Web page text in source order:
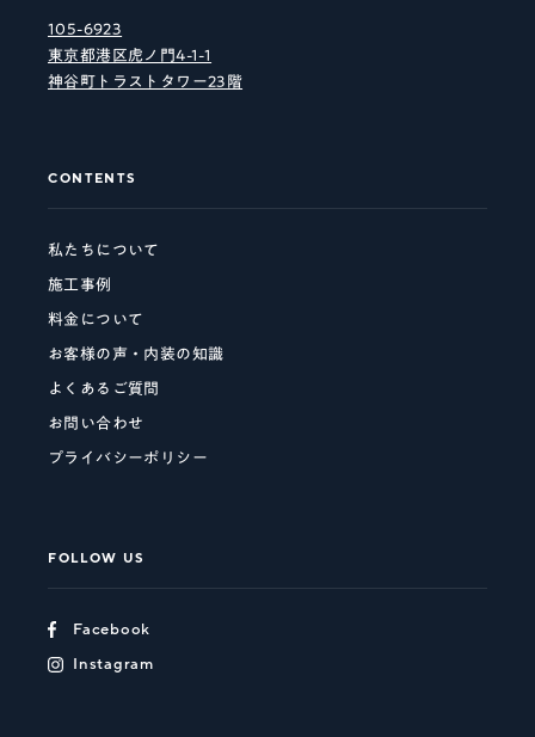
105-6923
東京都港区虎ノ門4-1-1
神谷町トラストタワー23階
CONTENTS
私たちについて
施工事例
料金について
お客様の声・内装の知識
よくあるご質問
お問い合わせ
プライバシーポリシー
FOLLOW US
Facebook
Instagram